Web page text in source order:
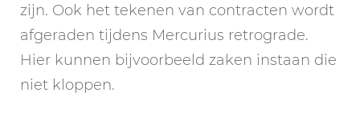
zijn. Ook het tekenen van contracten wordt
afgeraden tijdens Mercurius retrograde.
Hier kunnen bijvoorbeeld zaken instaan die
niet kloppen.